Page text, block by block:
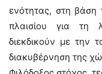
ενότητας, στη βάση
πλαισίου για τη
διεκδικούν με την
διακυβέρνηση της